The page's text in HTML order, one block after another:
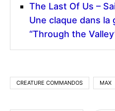
The Last Of Us –
Une claque dans la
“Through the
CREATURE COMMANDOS MAX